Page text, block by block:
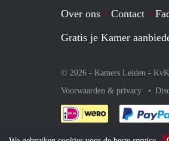
Over ons Contact
Gratis je Kamer
© 2026 - Kamers Leiden -
Voorwaarden & privacy